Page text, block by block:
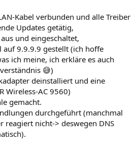
Kabel verbunden und alle Treiber
Updates getätig,
und eingeschaltet,
auf 9.9.9.9 gestellt (ich hoffe
ich meine, ich erkläre es auch
😅)
deinstalliert und eine
Wireless-AC 9560)
gemacht.
durchgeführt (manchmal
reagiert nicht-> deswegen DNS